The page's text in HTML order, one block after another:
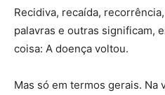
Recidiva, recaída,
palavras e outras significam,
coisa: A doença voltou.
Mas só em termos gerais. Na